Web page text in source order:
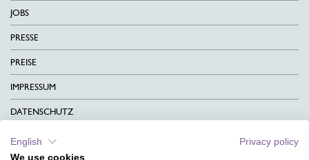
JOBS
PRESSE
PREISE
IMPRESSUM
DATENSCHUTZ
KONTAKT
English
Privacy policy
We use cookies